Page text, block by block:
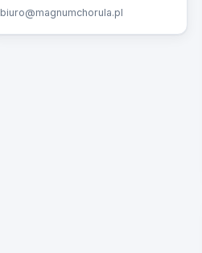
biuro@magnumchorula.pl